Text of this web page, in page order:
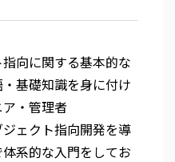
向に関する基本的な
基礎知識を身に付け
・管理者
ェクト指向開発を導
系的な入門をしてお